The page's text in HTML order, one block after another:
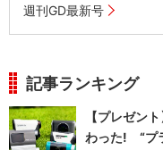
週刊GD最新号
記事ランキング
【プレゼン
わった! “プ